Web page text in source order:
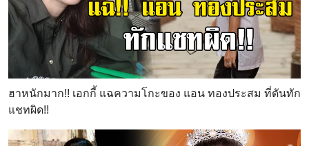
ฮาหนักมาก!! เอกกี้ แฉความโกะของ แอน ทองประสม ที่ดันทัก
แชทผิด!!